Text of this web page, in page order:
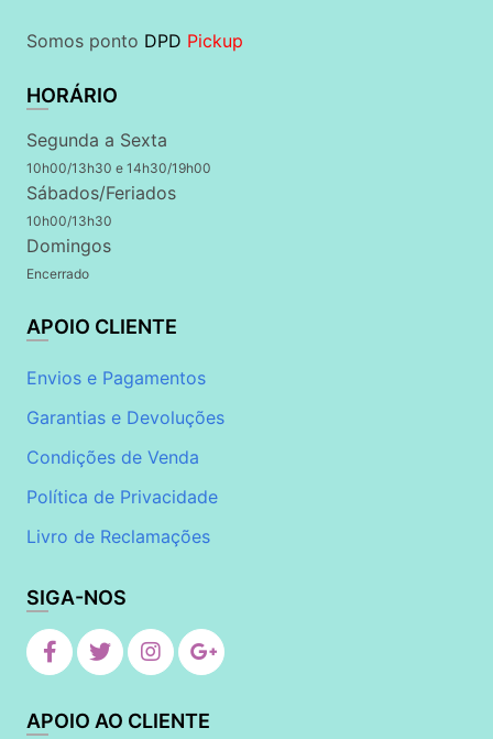
Somos ponto DPD Pickup
HORÁRIO
Segunda a Sexta
10h00/13h30 e 14h30/19h00
Sábados/Feriados
10h00/13h30
Domingos
Encerrado
APOIO CLIENTE
Envios e Pagamentos
Garantias e Devoluções
Condições de Venda
Política de Privacidade
Livro de Reclamações
SIGA-NOS
APOIO AO CLIENTE